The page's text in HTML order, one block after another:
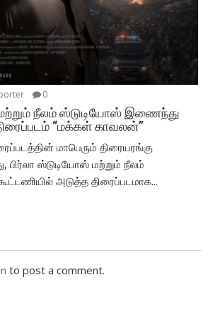
0
மற்றும் நீலம் ஸ்டுடியோஸ் இணைந்து
“மக்கள் காவலன்”
மாபெரும் திரையரங்கு
ஸ்டுடியோஸ் மற்றும் நீலம்
அடுத்த திரைப்படமாக...
to post a comment.